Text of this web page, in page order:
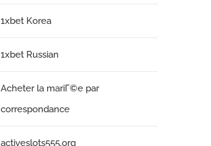
1xbet Korea
1xbet Russian
Acheter la mariГ©e par
correspondance
activeslots555.org